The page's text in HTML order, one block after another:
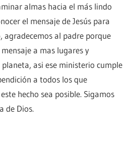
almas hacia el más lindo
el mensaje de Jesús para
agradecemos al padre porque
a mas lugares y
asi ese ministerio cumple
a todos los que
hecho sea posible. Sigamos
de Dios.